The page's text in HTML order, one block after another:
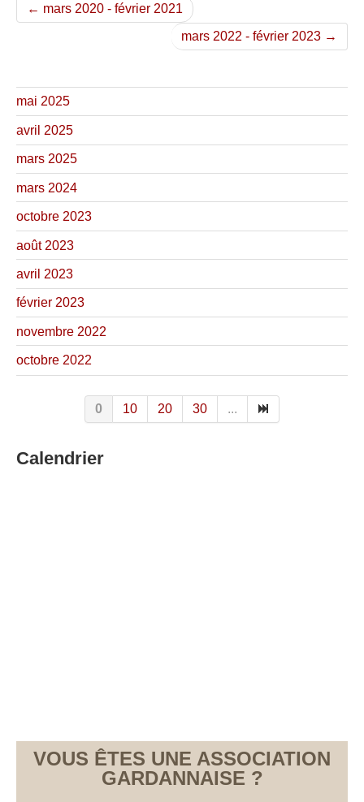
← mars 2020 - février 2021
mars 2022 - février 2023 →
mai 2025
avril 2025
mars 2025
mars 2024
octobre 2023
août 2023
avril 2023
février 2023
novembre 2022
octobre 2022
0 10 20 30 ...
Calendrier
VOUS ÊTES UNE ASSOCIATION
GARDANNAISE ?